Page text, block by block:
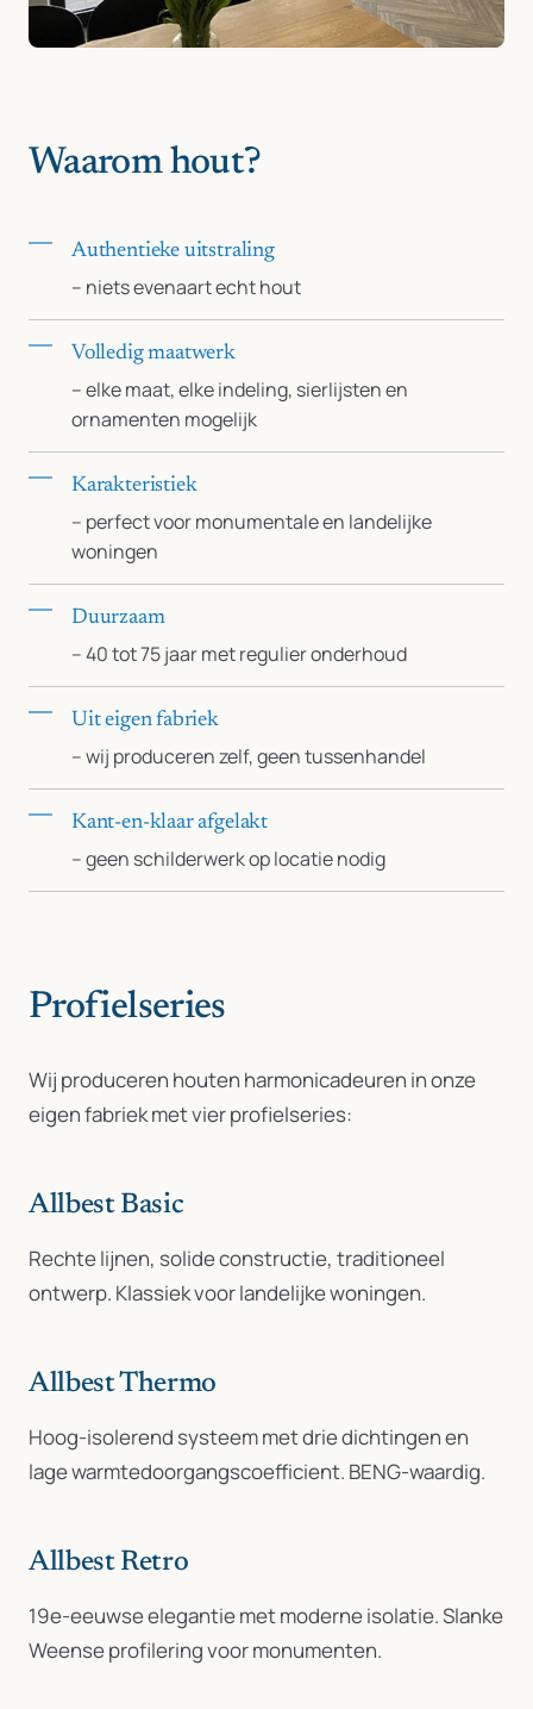
Waarom hout?
Authentieke uitstraling
– niets evenaart echt hout
Volledig maatwerk
– elke maat, elke indeling, sierlijsten en
ornamenten mogelijk
Karakteristiek
– perfect voor monumentale en landelijke
woningen
Duurzaam
– 40 tot 75 jaar met regulier onderhoud
Uit eigen fabriek
– wij produceren zelf, geen tussenhandel
Kant-en-klaar afgelakt
– geen schilderwerk op locatie nodig
Profielseries
Wij produceren houten harmonicadeuren in onze
eigen fabriek met vier profielseries:
Allbest Basic
Rechte lijnen, solide constructie, traditioneel
ontwerp. Klassiek voor landelijke woningen.
Allbest Thermo
Hoog-isolerend systeem met drie dichtingen en
lage warmtedoorgangscoefficient. BENG-waardig.
Allbest Retro
19e-eeuwse elegantie met moderne isolatie. Slanke
Weense profilering voor monumenten.